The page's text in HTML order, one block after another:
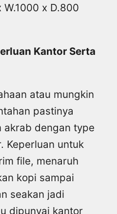
W.1000 x D.800
Kantor Serta
atau mungkin
pastinya
akrab dengan type
Keperluan untuk
file, menaruh
kopi sampai
seakan jadi
dipunyai kantor